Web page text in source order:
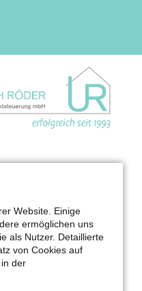
mit Altenpflegeheim
Website. Einige
ermöglichen uns
als Nutzer. Detaillierte
von Cookies auf
der